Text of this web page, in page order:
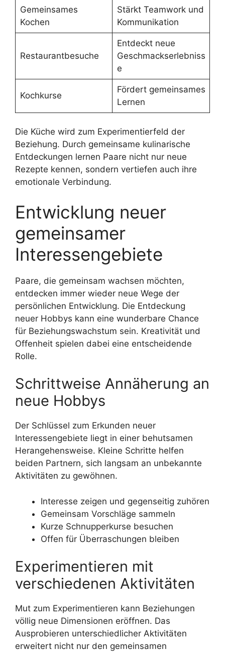
Gemeinsames
Kochen
Stärkt Teamwork und
Kommunikation
Restaurantbesuche
Entdeckt neue
Geschmackserlebniss
e
Kochkurse
Fördert gemeinsames
Lernen
Die Küche wird zum Experimentierfeld der
Beziehung. Durch gemeinsame kulinarische
Entdeckungen lernen Paare nicht nur neue
Rezepte kennen, sondern vertiefen auch ihre
emotionale Verbindung.
Entwicklung neuer
gemeinsamer
Interessengebiete
Paare, die gemeinsam wachsen möchten,
entdecken immer wieder neue Wege der
persönlichen Entwicklung. Die Entdeckung
neuer Hobbys kann eine wunderbare Chance
für Beziehungswachstum sein. Kreativität und
Offenheit spielen dabei eine entscheidende
Rolle.
Schrittweise Annäherung an
neue Hobbys
Der Schlüssel zum Erkunden neuer
Interessengebiete liegt in einer behutsamen
Herangehensweise. Kleine Schritte helfen
beiden Partnern, sich langsam an unbekannte
Aktivitäten zu gewöhnen.
Interesse zeigen und gegenseitig zuhören
Gemeinsam Vorschläge sammeln
Kurze Schnupperkurse besuchen
Offen für Überraschungen bleiben
Experimentieren mit
verschiedenen Aktivitäten
Mut zum Experimentieren kann Beziehungen
völlig neue Dimensionen eröffnen. Das
Ausprobieren unterschiedlicher Aktivitäten
erweitert nicht nur den gemeinsamen